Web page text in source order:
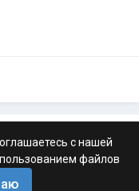
с нашей
файлов